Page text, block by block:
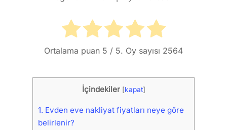
Ortalama puan 5 / 5. Oy sayısı 2564
İçindekiler [kapat]
1. Evden eve nakliyat fiyatları neye göre
belirlenir?